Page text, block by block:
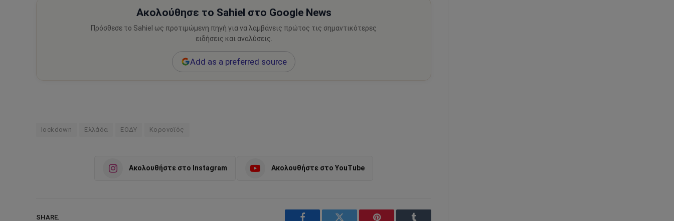
Ακολούθησε το Sahiel στο Google News
Πρόσθεσε το Sahiel ως προτιμώμενη πηγή για να λαμβάνεις πρώτος τις σημαντικότερες
ειδήσεις και αναλύσεις.
Add as a preferred source
lockdown Ελλάδα ΕΟΔΥ Κορονοϊός
Ακολουθήστε στο Instagram Ακολουθήστε στο YouTube
SHARE.